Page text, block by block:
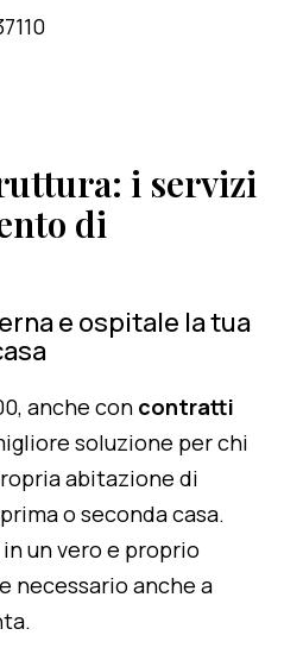
i servizi
di
e ospitale la tua
anche con contratti
soluzione per chi
abitazione di
o seconda casa.
un vero e proprio
necessario anche a